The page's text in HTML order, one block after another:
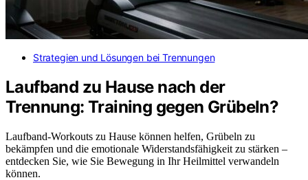
Strategien und Lösungen bei Trennungen
Laufband zu Hause nach der
Trennung: Training gegen Grübeln?
Laufband-Workouts zu Hause können helfen, Grübeln zu
bekämpfen und die emotionale Widerstandsfähigkeit zu stärken –
entdecken Sie, wie Sie Bewegung in Ihr Heilmittel verwandeln
können.